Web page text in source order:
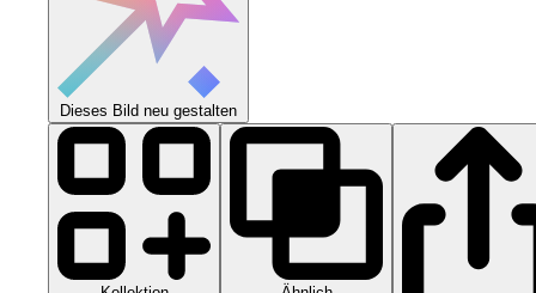
Dieses Bild neu gestalten